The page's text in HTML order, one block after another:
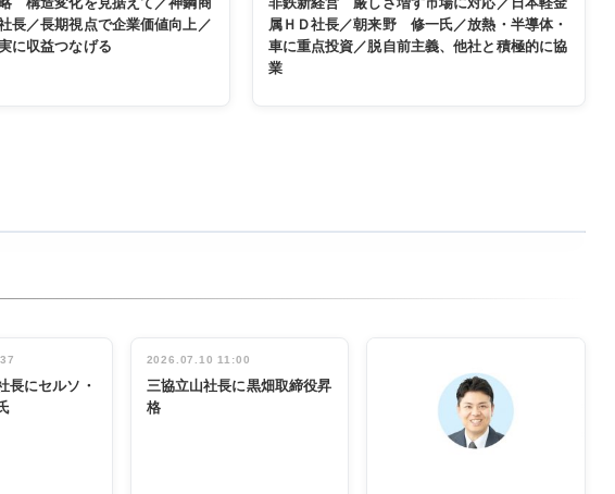
長／長期視点で企業価値向上／
に収益つなげる
属ＨＤ社長／朝来野 修一氏／放熱・半導体・
車に重点投資／脱自前主義、他社と積極的に協
業
長にセルソ・
2026.07.10 11:00
三協立山社長に黒畑取締役昇
格